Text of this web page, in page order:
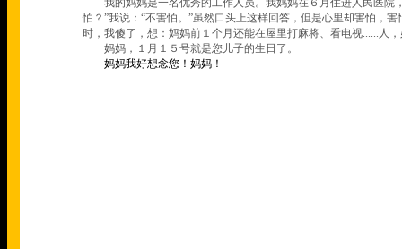
我的妈妈是一名优秀的工作人员。我妈妈在６月住进人民医院
怕？ ”我说： “不害怕。 ”虽然口头上这样回答，但是心里却害怕，
时，我傻了，想：妈妈前１个月还能在屋里打麻将、看电视...... 人
妈妈，１月１５号就是您儿子的生日了。
妈妈我好想念您！妈妈！